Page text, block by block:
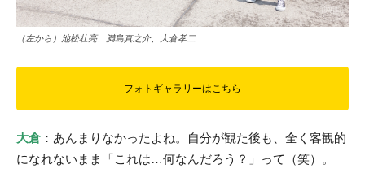
（左から）池松壮亮、満島真之介、大倉孝二
フォトギャラリーはこちら
大倉：あんまりなかったよね。自分が観た後も、全く客観的
になれないまま「これは…何なんだろう？」って（笑）。